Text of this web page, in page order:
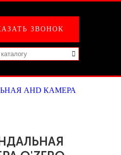
ЗВОНОК
AHD КАМЕРА